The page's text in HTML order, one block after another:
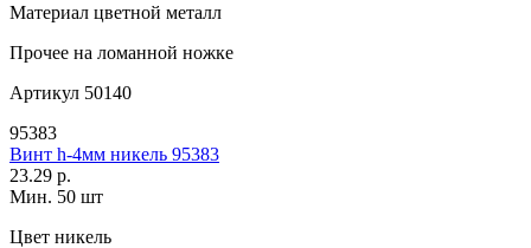
Материал цветной металл
Прочее на ломанной ножке
Артикул 50140
95383
Винт h-4мм никель 95383
23.29 р.
Мин. 50 шт
Цвет никель